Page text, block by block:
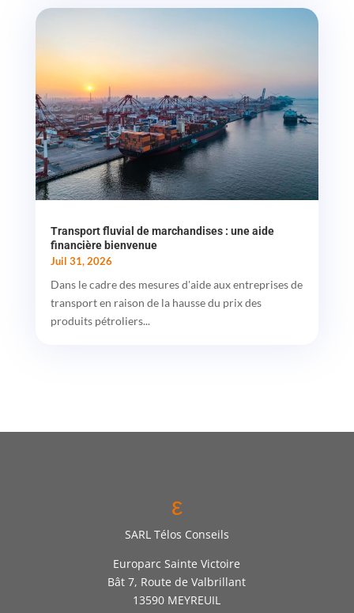
Transport fluvial de marchandises : une aide
financière bienvenue
Juil 31, 2026
Dans le cadre des mesures d'aide aux entreprises de
transport en raison de la hausse du prix des
produits pétroliers...
ε
SARL Télos Conseils
Europarc Sainte Victoire
Bât 7, Route de Valbrillant
13590 MEYREUIL